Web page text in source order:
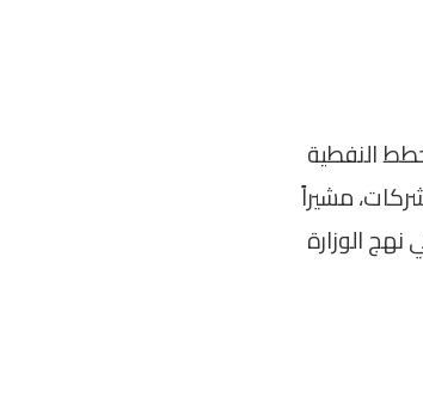
النفطية
مشيراً
الوزارة